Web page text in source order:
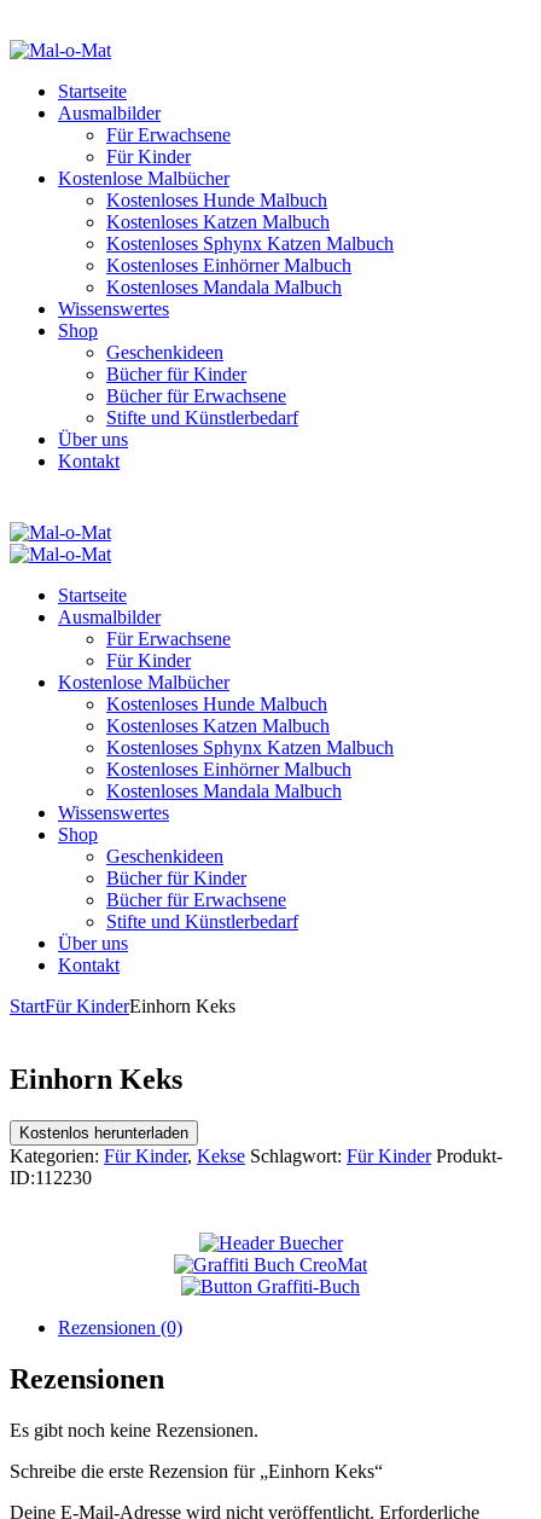
Startseite
Ausmalbilder
Für Erwachsene
Für Kinder
Kostenlose Malbücher
Kostenloses Hunde Malbuch
Kostenloses Katzen Malbuch
Kostenloses Sphynx Katzen Malbuch
Kostenloses Einhörner Malbuch
Kostenloses Mandala Malbuch
Wissenswertes
Shop
Geschenkideen
Bücher für Kinder
Bücher für Erwachsene
Stifte und Künstlerbedarf
Über uns
Kontakt
Startseite
Ausmalbilder
Für Erwachsene
Für Kinder
Kostenlose Malbücher
Kostenloses Hunde Malbuch
Kostenloses Katzen Malbuch
Kostenloses Sphynx Katzen Malbuch
Kostenloses Einhörner Malbuch
Kostenloses Mandala Malbuch
Wissenswertes
Shop
Geschenkideen
Bücher für Kinder
Bücher für Erwachsene
Stifte und Künstlerbedarf
Über uns
Kontakt
StartFür KinderEinhorn Keks
Einhorn Keks
Kostenlos herunterladen
Kategorien: Für Kinder, Kekse Schlagwort: Für Kinder Produkt-
ID:112230
Rezensionen (0)
Rezensionen
Es gibt noch keine Rezensionen.
Schreibe die erste Rezension für „Einhorn Keks“
Deine E-Mail-Adresse wird nicht veröffentlicht. Erforderliche